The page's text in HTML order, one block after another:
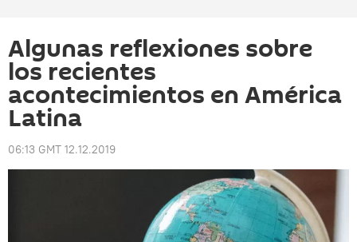
Algunas reflexiones sobre
los recientes
acontecimientos en América
Latina
06:13 GMT 12.12.2019